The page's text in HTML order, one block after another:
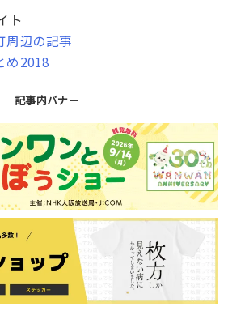
ト
周辺の記事
め2018
記事内バナー